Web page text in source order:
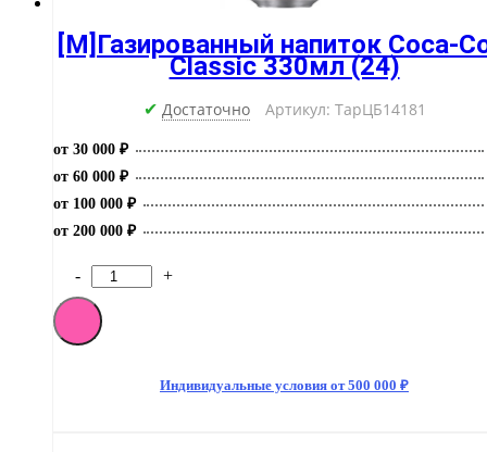
[M]Газированный напиток Coca-
Classic 330мл (24)
✔ Достаточно Артикул: ТарЦБ14181
от 30 000 ₽
от 60 000 ₽
от 100 000 ₽
от 200 000 ₽
Количество
товара
[M]Газированный
напиток
- +
Индивидуальные условия от 500 000 ₽